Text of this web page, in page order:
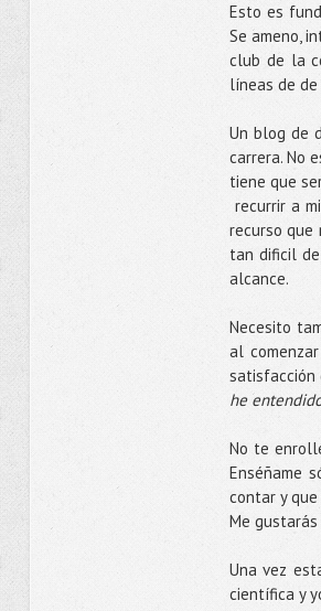
Esto es
Se ameno,
club de la
líneas de
Un blog de
carrera. No
tiene que
recurrir a
recurso que
tan dificil
alcance.
Necesito
al
satisfacción
he
No te
Enséñame
contar y
Me
Una vez
científica y